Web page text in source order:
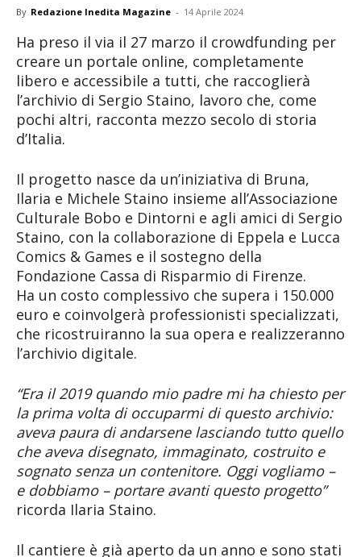
By Redazione Inedita Magazine - 14 Aprile 2024
Ha preso il via il 27 marzo il crowdfunding per
creare un portale online, completamente
libero e accessibile a tutti, che raccoglierà
l’archivio di Sergio Staino, lavoro che, come
pochi altri, racconta mezzo secolo di storia
d’Italia.
Il progetto nasce da un’iniziativa di Bruna,
Ilaria e Michele Staino insieme all’Associazione
Culturale Bobo e Dintorni e agli amici di Sergio
Staino, con la collaborazione di Eppela e Lucca
Comics & Games e il sostegno della
Fondazione Cassa di Risparmio di Firenze.
Ha un costo complessivo che supera i 150.000
euro e coinvolgerà professionisti specializzati,
che ricostruiranno la sua opera e realizzeranno
l’archivio digitale.
“Era il 2019 quando mio padre mi ha chiesto per
la prima volta di occuparmi di questo archivio:
aveva paura di andarsene lasciando tutto quello
che aveva disegnato, immaginato, costruito e
sognato senza un contenitore. Oggi vogliamo –
e dobbiamo – portare avanti questo progetto”
ricorda Ilaria Staino.
Il cantiere è già aperto da un anno e sono stati